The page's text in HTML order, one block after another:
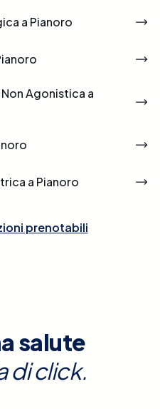
a Pianoro
Agonistica a
a Pianoro
prenotabili
salute
di click.